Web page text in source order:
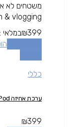
משטחים לא
& vlogging
₪399
במלאי
כללי
ערכת אחיזה JOBY GripTight PRO TelePod
₪399